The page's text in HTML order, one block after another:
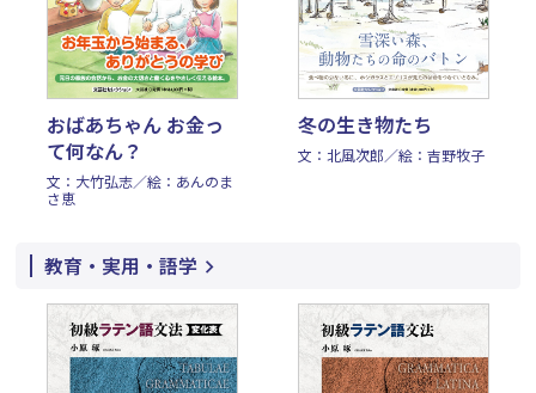
おばあちゃん お金っ
て何なん？
文：大竹弘志／絵：あんのま
さ恵
冬の生き物たち
文：北風次郎／絵：吉野牧子
教育・実用・語学